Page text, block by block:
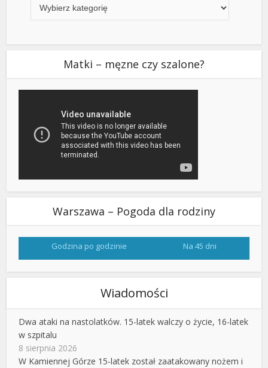
Matki – męzne czy szalone?
Warszawa – Pogoda dla rodziny
Godzina po godzinie Na 45 dni
Wiadomości
Dwa ataki na nastolatków. 15-latek walczy o życie, 16-latek
w szpitalu
8 sierpnia 2026
W Kamiennej Górze 15-latek został zaatakowany nożem i